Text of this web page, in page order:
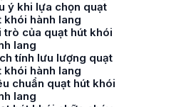
ý khi lựa chọn quạt
khói hành lang
trò của quạt hút khói
lang
tính lưu lượng quạt
khói hành lang
chuẩn quạt hút khói
lang